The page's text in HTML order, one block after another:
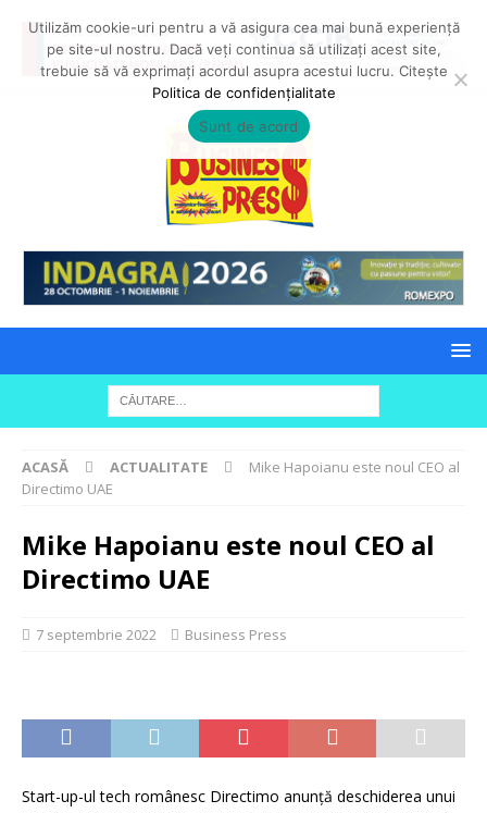
ACASĂ ACTUALITATE
Mike Hapoianu este noul CEO al
Directimo UAE
Mike Hapoianu este noul CEO al
Directimo UAE
7 septembrie 2022 Business Press
Start-up-ul tech românesc Directimo anunță deschiderea unui
Utilizăm cookie-uri pentru a vă asigura cea mai bună experiență
pe site-ul nostru. Dacă veți continua să utilizați acest site,
trebuie să vă exprimați acordul asupra acestui lucru. Citește
Politica de confidențialitate
Sunt de acord